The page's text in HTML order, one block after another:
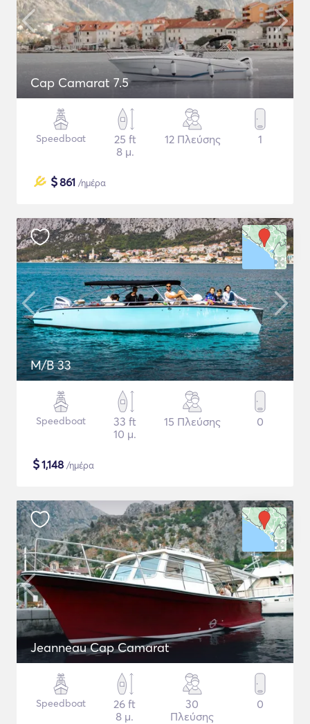
Cap Camarat 7.5
Speedboat
25 ft
8 μ.
12 Πλεύσης 1
$861 /ημέρα
M/B 33
Speedboat
33 ft
10 μ.
15 Πλεύσης 0
$1,148 /ημέρα
Jeanneau Cap Camarat
Speedboat
26 ft
8 μ.
30
Πλεύσης
0